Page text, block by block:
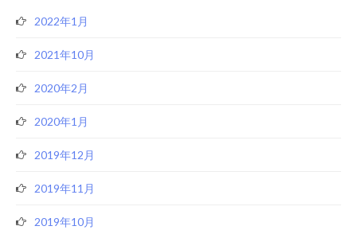
2022年1月
2021年10月
2020年2月
2020年1月
2019年12月
2019年11月
2019年10月